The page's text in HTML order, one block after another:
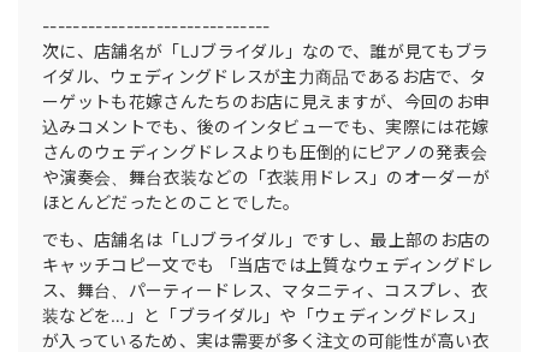
------------------------------
次に、店舗名が「LJブライダル」なので、誰が見てもブラ
イダル、ウェディングドレスが主力商品であるお店で、タ
ーゲットも花嫁さんたちのお店に見えますが、今回のお申
込みコメントでも、後のインタビューでも、実際には花嫁
さんのウェディングドレスよりも圧倒的にピアノの発表会
や演奏会、舞台衣装などの「衣装用ドレス」のオーダーが
ほとんどだったとのことでした。
でも、店舗名は「LJブライダル」ですし、最上部のお店の
キャッチコピー文でも 「当店では上質なウェディングドレ
ス、舞台、パーティードレス、マタニティ、コスプレ、衣
装などを…」と「ブライダル」や「ウェディングドレス」
が入っているため、実は需要が多く注文の可能性が高い衣